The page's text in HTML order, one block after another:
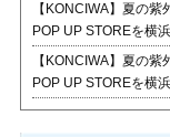
【KONCIWA】夏の
POP UP STOREを横
【KONCIWA】夏の
POP UP STOREを横